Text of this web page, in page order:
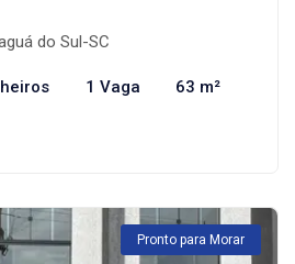
do Sul-SC
1 Vaga 63 m²
Pronto para Morar